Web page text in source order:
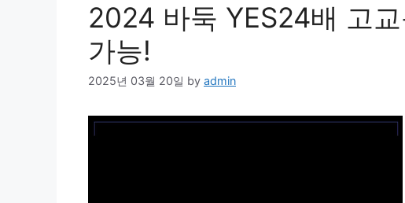
2024 바둑 YES24배 고
가능!
2025년 03월 20일 by admin